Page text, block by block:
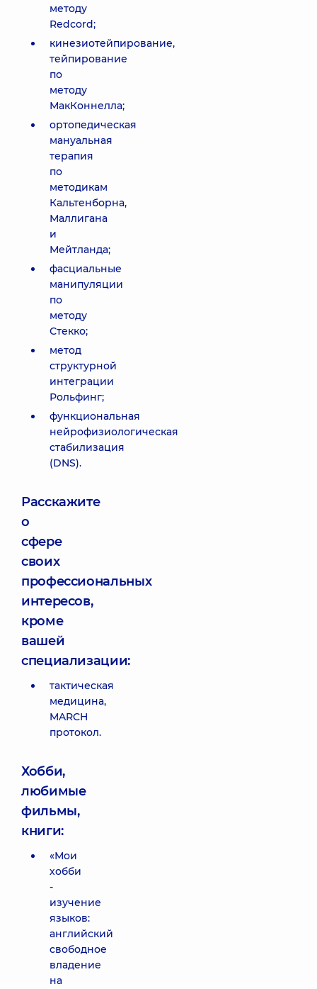
методу
Redcord;
кинезиотейпирование,
тейпирование
по
методу
МакКоннелла;
ортопедическая
мануальная
терапия
по
методикам
Кальтенборна,
Маллигана
и
Мейтланда;
фасциальные
манипуляции
по
методу
Стекко;
метод
структурной
интеграции
Рольфинг;
функциональная
нейрофизиологическая
стабилизация
(DNS).
Расскажите
о
сфере
своих
профессиональных
интересов,
кроме
вашей
специализации:
тактическая
медицина,
MARCH
протокол.
Хобби,
любимые
фильмы,
книги:
«Мои
хобби
-
изучение
языков:
английский
свободное
владение
на